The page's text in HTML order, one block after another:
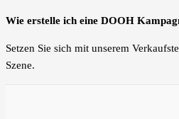
Wie erstelle ich eine DOOH
Setzen Sie sich mit unserem
Szene.